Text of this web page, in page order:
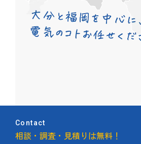
Contact
相談・調査・見積りは無料！